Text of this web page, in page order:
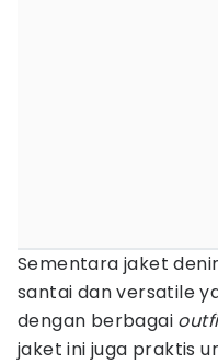
Sementara jaket
santai dan versatile
dengan berbagai
jaket ini juga praktis